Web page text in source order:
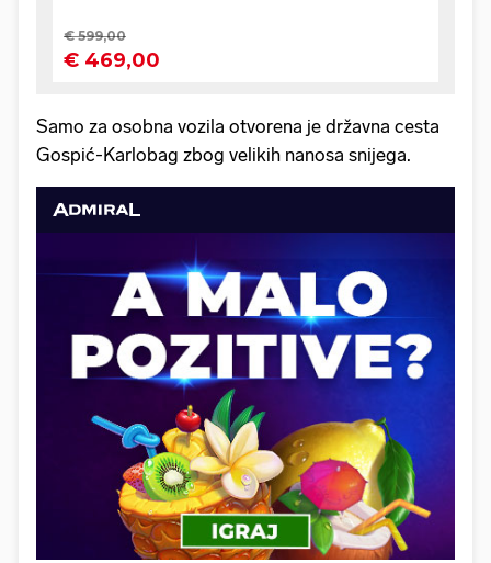
Samo za osobna vozila otvorena je državna cesta
Gospić-Karlobag zbog velikih nanosa snijega.